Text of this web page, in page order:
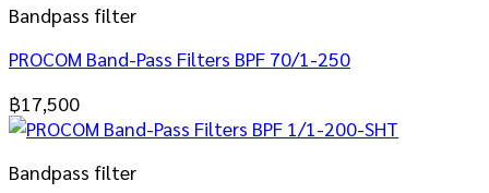
Bandpass filter
PROCOM Band-Pass Filters BPF 70/1-250
฿17,500
Bandpass filter